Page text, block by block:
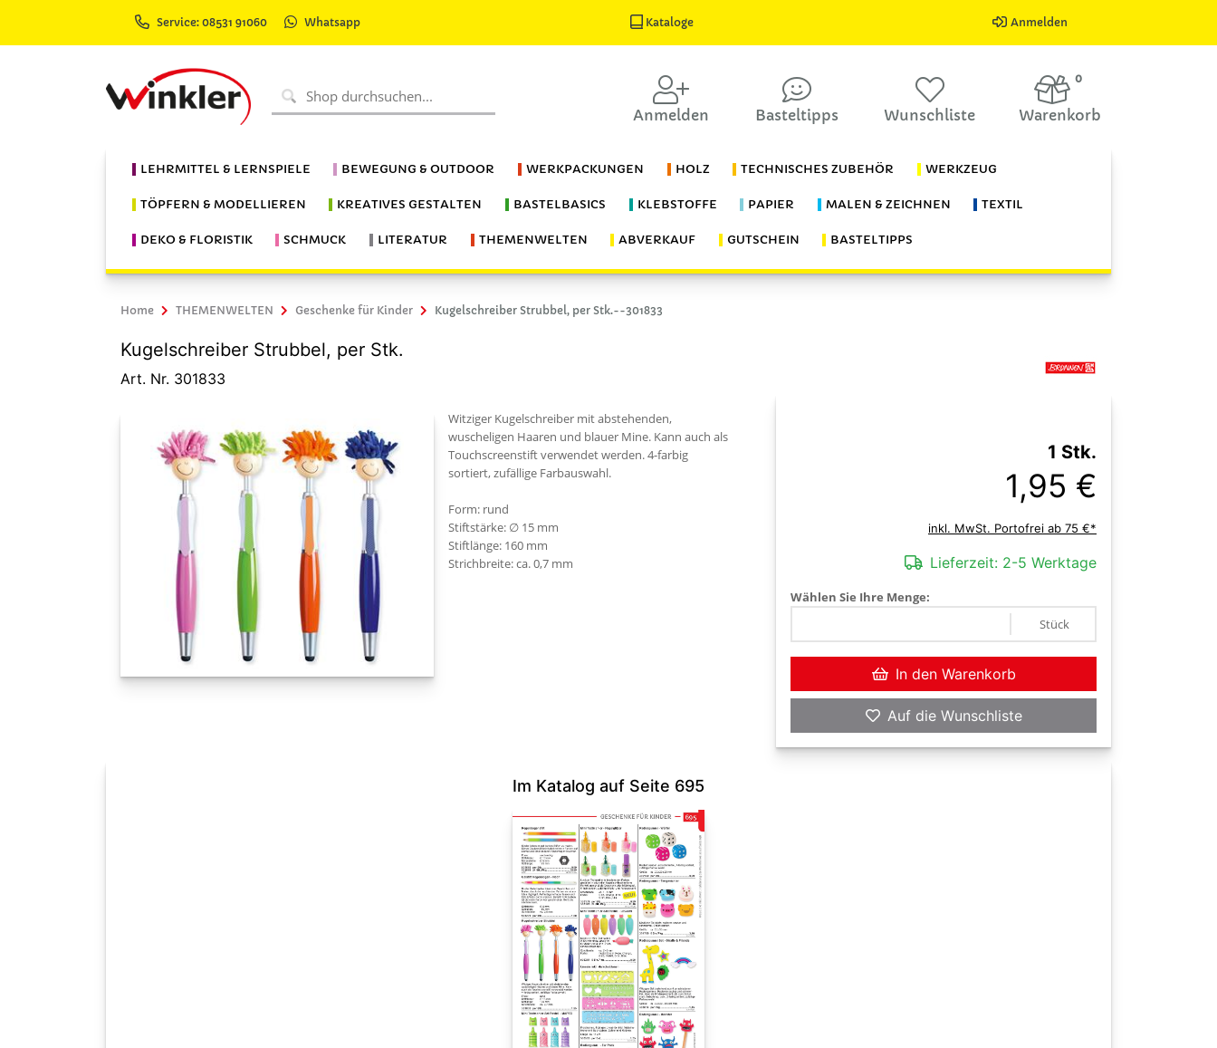
Service: 08531 91060 Whatsapp Kataloge Anmelden
Anmelden Basteltipps Wunschliste
0
Warenkorb
LEHRMITTEL & LERNSPIELE BEWEGUNG & OUTDOOR WERKPACKUNGEN HOLZ TECHNISCHES ZUBEHÖR WERKZEUG
TÖPFERN & MODELLIEREN KREATIVES GESTALTEN BASTELBASICS KLEBSTOFFE PAPIER MALEN & ZEICHNEN TEXTIL
DEKO & FLORISTIK SCHMUCK LITERATUR THEMENWELTEN ABVERKAUF GUTSCHEIN BASTELTIPPS
Home THEMENWELTEN Geschenke für Kinder Kugelschreiber Strubbel, per Stk.--301833
Kugelschreiber Strubbel, per Stk.
Art. Nr. 301833
Witziger Kugelschreiber mit abstehenden,
wuscheligen Haaren und blauer Mine. Kann auch als
Touchscreenstift verwendet werden. 4-farbig
sortiert, zufällige Farbauswahl.
Form: rund
Stiftstärke: ∅ 15 mm
Stiftlänge: 160 mm
Strichbreite: ca. 0,7 mm
1 Stk.
1,95 €
inkl. MwSt. Portofrei ab 75 €*
Lieferzeit: 2-5 Werktage
Wählen Sie Ihre Menge:
Stück
In den Warenkorb
Auf die Wunschliste
Im Katalog auf Seite 695